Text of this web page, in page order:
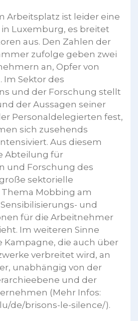
Arbeitsplatz ist leider eine
Luxemburg, es breitet
aus. Den Zahlen der
zufolge geben zwei
an, Opfer von
Im Sektor des
und der Forschung stellt
der Aussagen seiner
Personaldelegierten fest,
sich zusehends
Aus diesem
Abteilung für
und Forschung des
sektorielle
Mobbing am
und
für die Arbeitnehmer
Im weiteren Sinne
Kampagne, die auch über
verbreitet wird, an
unabhängig von der
und der
(Mehr Infos:
de/brisons-le-silence/).